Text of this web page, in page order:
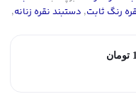
رنگ ثابت, دستبند نقره زنانه,
تومان